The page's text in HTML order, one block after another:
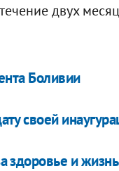
двух
Боливии
своей
здоровье и